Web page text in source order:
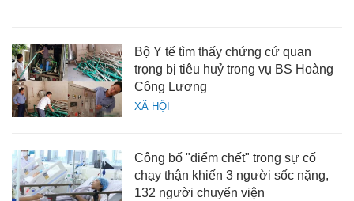
XÃ HỘI
Bộ Y tế tìm thấy chứng cứ quan
trọng bị tiêu huỷ trong vụ BS Hoàng
Công Lương
Công bố "điểm chết" trong sự cố
chạy thận khiến 3 người sốc nặng,
132 người chuyển viện